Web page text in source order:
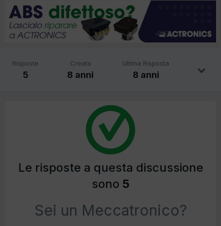
Risposte
5
Creato
8 anni
Ultima Risposta
8 anni
Le risposte a questa discussione
sono 5
Sei un Meccatronico?